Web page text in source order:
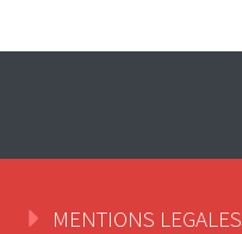
MENTIONS LEGALES